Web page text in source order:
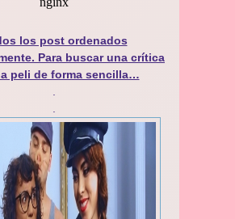
los post ordenados
Para buscar una crítica
peli de forma sencilla…